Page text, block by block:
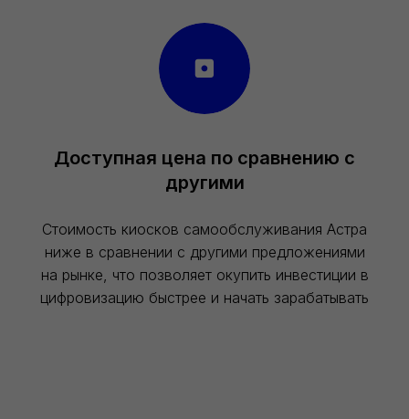
Доступная цена по сравнению с
другими
Стоимость киосков самообслуживания Астра
ниже в сравнении с другими предложениями
на рынке, что позволяет окупить инвестиции в
цифровизацию быстрее и начать зарабатывать